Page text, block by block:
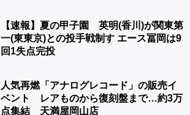
【速報】夏の甲子園 英明(香川)が関東第
一(東東京)との投手戦制す エース冨岡は9
回1失点完投
人気再燃「アナログレコード」の販売イ
ベント レアものから復刻盤まで…約3万
点集結 天満屋岡山店